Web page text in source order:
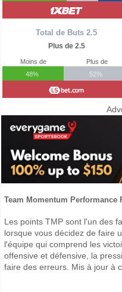
Total de Buts 2.5
Plus de 2.5
Moins de
48%
Plus de
52%
Team Momentum Performance
Les points TMP sont l'un des
lorsque vous décidez de faire
l'équipe qui comprend les
offensive et défensive, la
faire des erreurs. Mis à jour à